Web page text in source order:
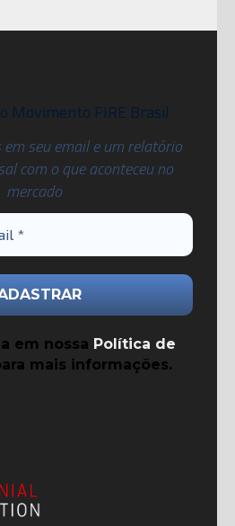
Movimento FIRE Brasil
em seu email e um relatório
com o que aconteceu no
mercado
em nossa Política de
mais informações.